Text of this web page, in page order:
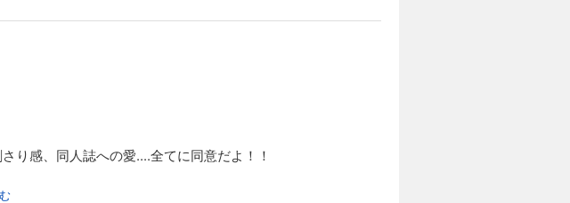
り感、同人誌への愛....全てに同意だよ！！